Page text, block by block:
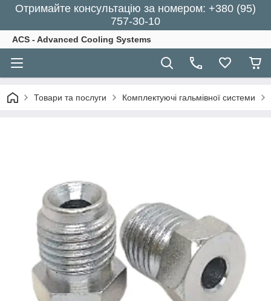
Отримайте консультацію за номером: +380 (95)
757-30-10
ACS - Advanced Cooling Systems
Товари та послуги Комплектуючі гальмівної системи